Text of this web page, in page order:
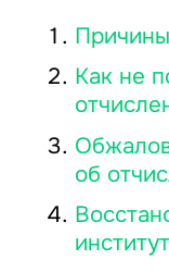
Как не
об